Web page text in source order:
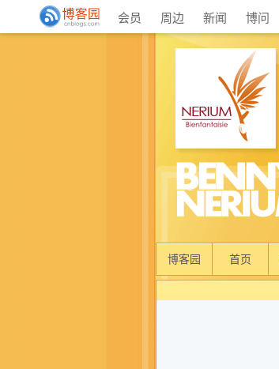
会员 周边 新闻 博问
博客园 首页